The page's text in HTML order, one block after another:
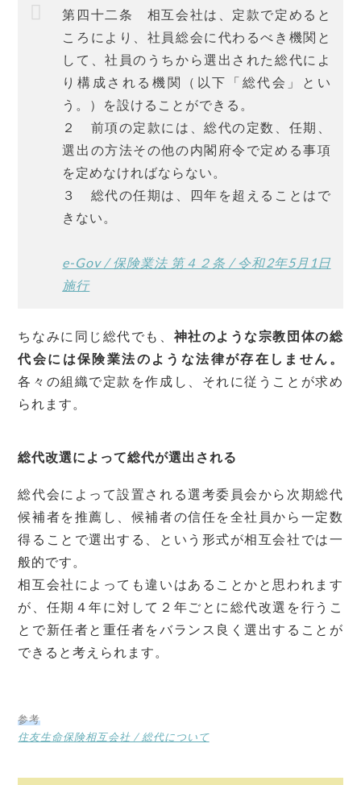
第四十二条 相互会社は、定款で定めると
ころにより、社員総会に代わるべき機関と
して、社員のうちから選出された総代によ
り構成される機関（以下「総代会」とい
う。）を設けることができる。
２ 前項の定款には、総代の定数、任期、
選出の方法その他の内閣府令で定める事項
を定めなければならない。
３ 総代の任期は、四年を超えることはで
きない。
e-Gov / 保険業法 第４２条 / 令和2年5月1日
施行
ちなみに同じ総代でも、 神社のような宗教団体の総
代会には保険業法のような法律が存在しません。
各々の組織で定款を作成し、それに従うことが求め
られます。
総代改選によって総代が選出される
総代会によって設置される選考委員会から次期総代
候補者を推薦し、候補者の信任を全社員から一定数
得ることで選出する、という形式が相互会社では一
般的です。
相互会社によっても違いはあることかと思われます
が、任期４年に対して２年ごとに総代改選を行うこ
とで新任者と重任者をバランス良く選出することが
できると考えられます。
参考
住友生命保険相互会社 / 総代について